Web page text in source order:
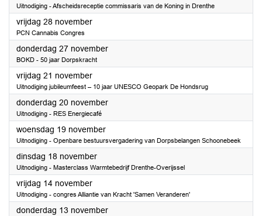
Uitnodiging - Afscheidsreceptie commissaris van de Koning in Drenthe
vrijdag 28 november2025
PCN Cannabis Congres
donderdag 27 november2025
BOKD - 50 jaar Dorpskracht
vrijdag 21 november2025
Uitnodiging jubileumfeest – 10 jaar UNESCO Geopark De Hondsrug
donderdag 20 november2025
Uitnodiging - RES Energiecafé
woensdag 19 november2025
Uitnodiging - Openbare bestuursvergadering van Dorpsbelangen Schoonebeek
dinsdag 18 november2025
Uitnodiging - Masterclass Warmtebedrijf Drenthe-Overijssel
vrijdag 14 november2025
Uitnodiging - congres Alliantie van Kracht 'Samen Veranderen'
donderdag 13 november2025